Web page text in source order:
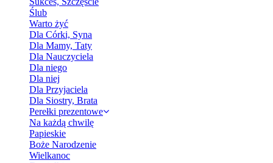
Ślub
Warto żyć
Dla Córki, Syna
Dla Mamy, Taty
Dla Nauczyciela
Dla niego
Dla niej
Dla Przyjaciela
Dla Siostry, Brata
Perełki prezentowe
Na każdą chwilę
Papieskie
Boże Narodzenie
Wielkanoc